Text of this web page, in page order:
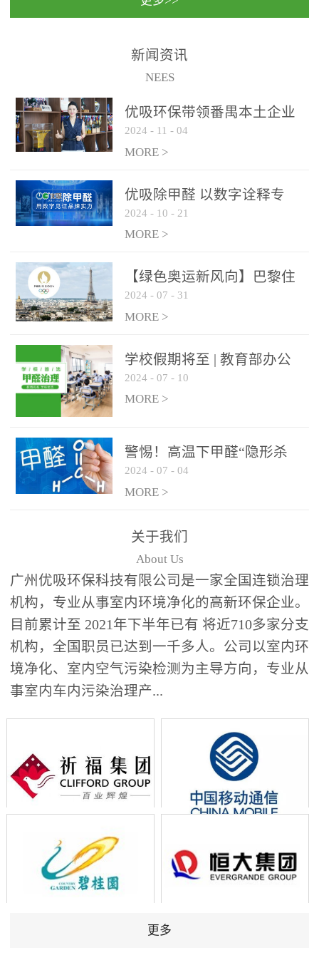
民法院室内除甲醛空气治
保施工日期：2020年1月珠
国家通过设在对外开放口
（及各出入境边防检查
新闻资讯
NEES
优吸环保带领番禺本​土企业
勇敢破局向“新”
2024 - 11 - 04
MORE >
优吸除甲醛 以数字诠释专
业，尽显除醛品牌实力！
2024 - 10 - 21
MORE >
【绿色奥运新风向】巴黎住
宿风波：优吸环保共建健康
绿色家居
2024 - 07 - 31
MORE >
学校假期将至 | 教育部办公
厅关于加强学校新建校舍室
内空气质量管理通知
2024 - 07 - 10
MORE >
警惕！高温下甲醛“隐形杀
手”来袭，你的家安全吗？
2024 - 07 - 04
MORE >
关于我们
About Us
广州优吸环保科技有限公司是一家全国连锁治理
机构，专业从事室内环境净化的高新环保企业。
目前累计至 2021年下半年已有 将近710多家分支
机构，全国职员已达到一千多人。公司以室内环
境净化、室内空气污染检测为主导方向，专业从
事室内车内污染治理产...
更多